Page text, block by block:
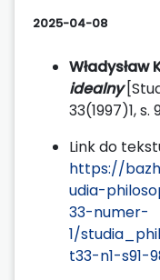
2025-04-08
Władysław
idealny
33(1997)1, s.
Link do
https://
udia-
33-numer-
1/
t33-n1-s91-